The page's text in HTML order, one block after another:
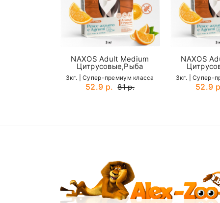
Органолептические добавки:
30кг
35кг
Карта доставки нашими курьерами:
Your review
SUBMIT
NAXOS Adult Medium
Цитрусовые,Рыба
3кг. | Cупер-премиум класса
52.9 р. 81 р.
NAXOS
3кг. | Cупер-
52.9